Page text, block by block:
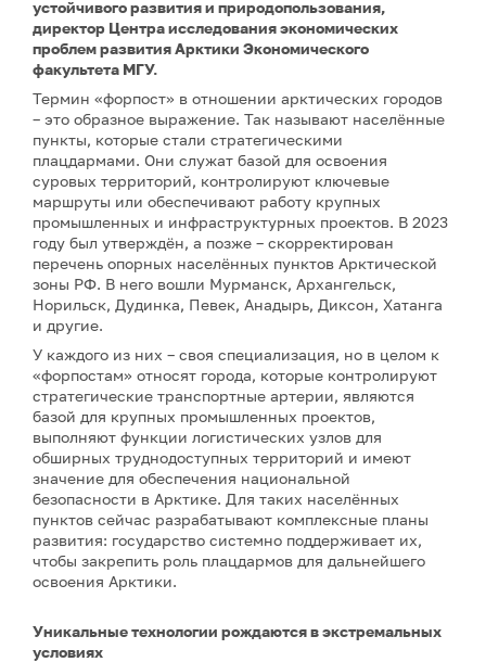
устойчивого развития и природопользования,
директор Центра исследования экономических
проблем развития Арктики Экономического
факультета МГУ.
Термин «форпост» в отношении арктических городов
– это образное выражение. Так называют населённые
пункты, которые стали стратегическими
плацдармами. Они служат базой для освоения
суровых территорий, контролируют ключевые
маршруты или обеспечивают работу крупных
промышленных и инфраструктурных проектов. В 2023
году был утверждён, а позже – скорректирован
перечень опорных населённых пунктов Арктической
зоны РФ. В него вошли Мурманск, Архангельск,
Норильск, Дудинка, Певек, Анадырь, Диксон, Хатанга
и другие.
У каждого из них – своя специализация, но в целом к
«форпостам» относят города, которые контролируют
стратегические транспортные артерии, являются
базой для крупных промышленных проектов,
выполняют функции логистических узлов для
обширных труднодоступных территорий и имеют
значение для обеспечения национальной
безопасности в Арктике. Для таких населённых
пунктов сейчас разрабатывают комплексные планы
развития: государство системно поддерживает их,
чтобы закрепить роль плацдармов для дальнейшего
освоения Арктики.
Уникальные технологии рождаются в экстремальных
условиях